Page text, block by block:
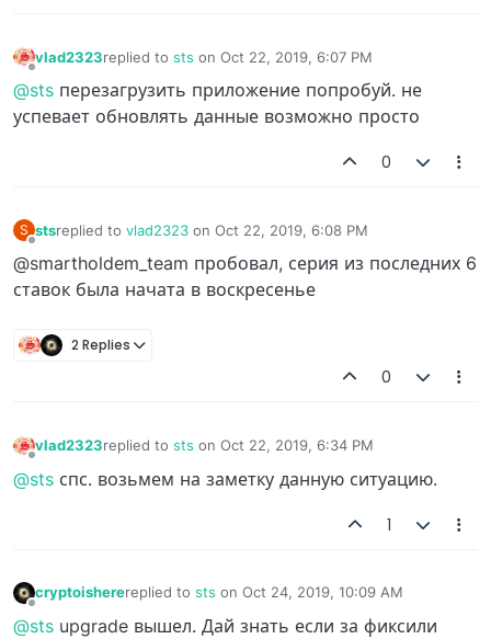
vlad2323replied to sts on Oct 22, 2019, 6:07 PM
last edited by
@sts перезагрузить приложение попробуй. не
успевает обновлять данные возможно просто
0
S stsreplied to vlad2323 on Oct 22, 2019, 6:08 PM
last edited by
@smartholdem_team пробовал, серия из последних 6
ставок была начата в воскресенье
2 Replies
0
vlad2323replied to sts on Oct 22, 2019, 6:34 PM
last edited by
@sts спс. возьмем на заметку данную ситуацию.
1
cryptoisherereplied to sts on Oct 24, 2019, 10:09 AM
last edited by
@sts upgrade вышел. Дай знать если за фиксили